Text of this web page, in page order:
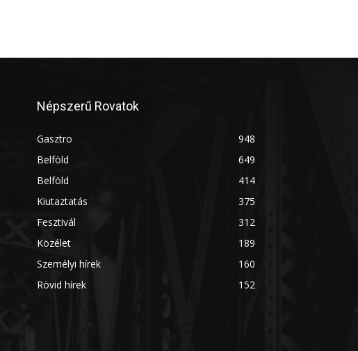
Népszerű Rovatok
Gasztro
948
Belföld
649
Belföld
414
Kiutaztatás
375
Fesztivál
312
Közélet
189
Személyi hírek
160
Rövid hírek
152